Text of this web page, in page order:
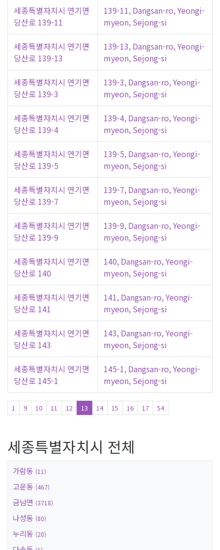
세종특별자치시 연기면
당산로 139-11
139-11, Dangsan-ro, Yeongi-
myeon, Sejong-si
세종특별자치시 연기면
당산로 139-13
139-13, Dangsan-ro, Yeongi-
myeon, Sejong-si
세종특별자치시 연기면
당산로 139-3
139-3, Dangsan-ro, Yeongi-
myeon, Sejong-si
세종특별자치시 연기면
당산로 139-4
139-4, Dangsan-ro, Yeongi-
myeon, Sejong-si
세종특별자치시 연기면
당산로 139-5
139-5, Dangsan-ro, Yeongi-
myeon, Sejong-si
세종특별자치시 연기면
당산로 139-7
139-7, Dangsan-ro, Yeongi-
myeon, Sejong-si
세종특별자치시 연기면
당산로 139-9
139-9, Dangsan-ro, Yeongi-
myeon, Sejong-si
세종특별자치시 연기면
당산로 140
140, Dangsan-ro, Yeongi-
myeon, Sejong-si
세종특별자치시 연기면
당산로 141
141, Dangsan-ro, Yeongi-
myeon, Sejong-si
세종특별자치시 연기면
당산로 143
143, Dangsan-ro, Yeongi-
myeon, Sejong-si
세종특별자치시 연기면
당산로 145-1
145-1, Dangsan-ro, Yeongi-
myeon, Sejong-si
1 9 10 11 12 13 14 15 16 17 54
세종특별자치시 전체
가람동 (11)
고운동 (467)
금남면 (3718)
나성동 (80)
누리동 (20)